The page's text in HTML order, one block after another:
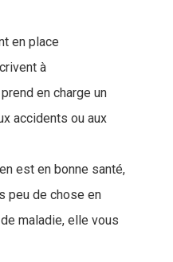
en place
à
en charge un
accidents ou aux
est en bonne santé,
peu de chose en
maladie, elle vous